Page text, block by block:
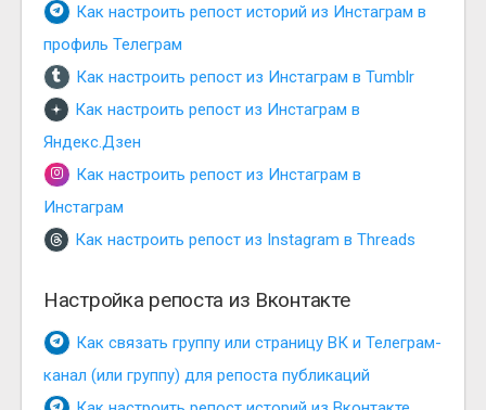
Как настроить репост историй из Инстаграм в
профиль Телеграм
Как настроить репост из Инстаграм в Tumblr
Как настроить репост из Инстаграм в
Яндекс.Дзен
Как настроить репост из Инстаграм в
Инстаграм
Как настроить репост из Instagram в Threads
Настройка репоста из Вконтакте
Как связать группу или страницу ВК и Телеграм-
канал (или группу) для репоста публикаций